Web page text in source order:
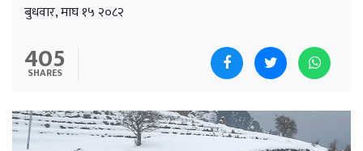
बुधवार, माघ १५ २०८२
405
SHARES